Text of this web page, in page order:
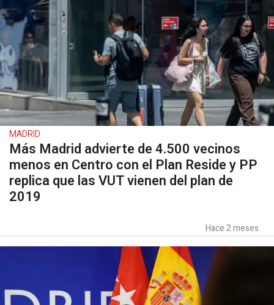
MADRID
Más Madrid advierte de 4.500 vecinos
menos en Centro con el Plan Reside y PP
replica que las VUT vienen del plan de
2019
Hace 2 meses